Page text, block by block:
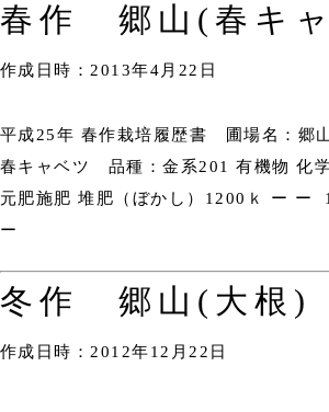
春作 郷山(春キ
作成日時：2013年4月22日
平成25年 春作栽培履歴書 圃場名：郷
春キャベツ 品種：金系201 有機物 化
元肥施肥 堆肥（ぼかし）1200ｋ ー ー
ー
冬作 郷山(大根)
作成日時：2012年12月22日